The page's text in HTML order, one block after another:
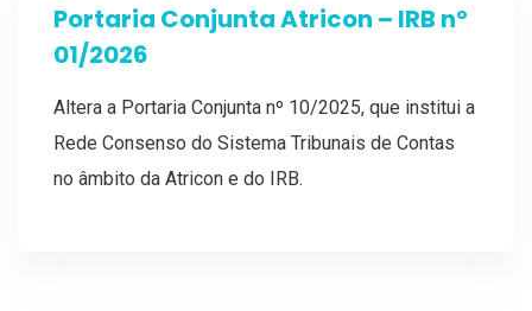
Portaria Conjunta Atricon – IRB nº
01/2026
Altera a Portaria Conjunta nº 10/2025, que institui a
Rede Consenso do Sistema Tribunais de Contas
no âmbito da Atricon e do IRB.